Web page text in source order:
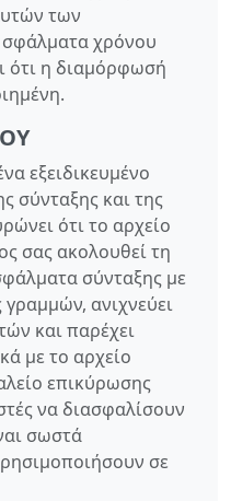
των
χρόνου
ότι η διαμόρφωσή
εξειδικευμένο
σύνταξης και της
ότι το αρχείο
σας ακολουθεί τη
σύνταξης με
ανιχνεύει
και παρέχει
με το αρχείο
επικύρωσης
να διασφαλίσουν
σωστά
σε